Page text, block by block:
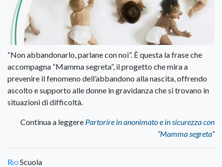
“Non abbandonarlo, parlane con noi”. È questa la frase che
accompagna “Mamma segreta”, il progetto che mira a
prevenire il fenomeno dell’abbandono alla nascita, offrendo
ascolto e supporto alle donne in gravidanza che si trovano in
situazioni di difficoltà.
Continua a leggere Partorire in anonimato e in sicurezza con
“Mamma segreta”
RioScuola